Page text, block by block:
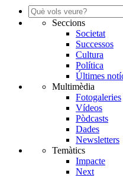
Seccions
Societat
Successos
Cultura
Política
Últimes
Multimèdia
Fotogaleries
Vídeos
Pòdcasts
Dades
Newsletters
Temàtics
Impacte
Next